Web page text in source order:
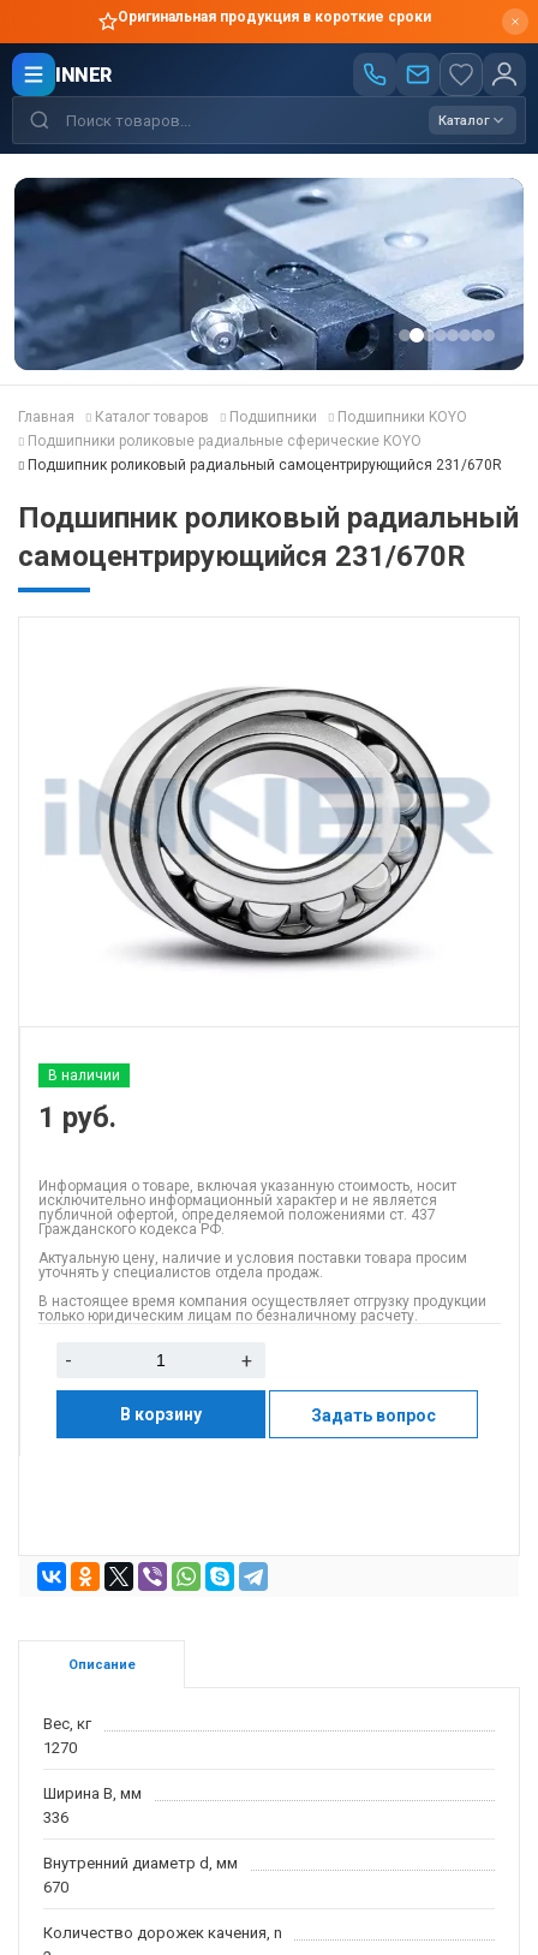
Оригинальная продукция в короткие сроки
INNER
Каталог
Главная Каталог товаров Подшипники
Подшипники KOYO
Подшипники роликовые радиальные сферические KOYO
Подшипник роликовый радиальный самоцентрирующийся 231/670R
Подшипник роликовый радиальный
самоцентрирующийся 231/670R
В наличии
1 руб.
Информация о товаре, включая указанную стоимость, носит
исключительно информационный характер и не является
публичной офертой, определяемой положениями ст. 437
Гражданского кодекса РФ.
Актуальную цену, наличие и условия поставки товара просим
уточнять у специалистов отдела продаж.
В настоящее время компания осуществляет отгрузку продукции
только юридическим лицам по безналичному расчету.
- +
В корзину Задать вопрос
Описание
Вес, кг
1270
Ширина B, мм
336
Внутренний диаметр d, мм
670
Количество дорожек качения, n